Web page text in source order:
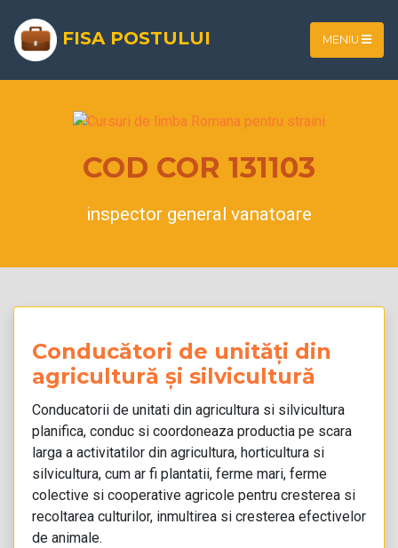
FISA POSTULUI MENIU
COD COR 131103
inspector general vanatoare
Conducători de unități din
agricultură și silvicultură
Conducatorii de unitati din agricultura si silvicultura
planifica, conduc si coordoneaza productia pe scara
larga a activitatilor din agricultura, horticultura si
silvicultura, cum ar fi plantatii, ferme mari, ferme
colective si cooperative agricole pentru cresterea si
recoltarea culturilor, inmultirea si cresterea efectivelor
de animale.